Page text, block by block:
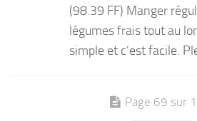
(98.39 FF) Manger
légumes frais tout au
simple et c’est facile.
Page 69 sur